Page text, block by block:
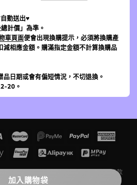
加入購物袋
動送出♥
計價」為準。
車頁面便會出現換購提示，必須將換購產
減相應金額。購滿指定金額不計算換購品
日期或會有偏短情況，不切退換。
20。
評價留言條款
聯絡我們
關於我們